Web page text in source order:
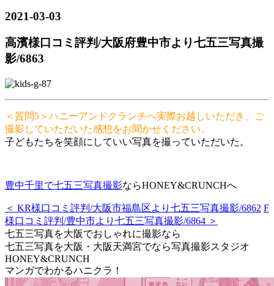
2021-03-03
高濱様口コミ評判/大阪府豊中市より七五三写真撮
影/6863
＜質問5＞ハニーアンドクランチへ実際お越しいただき、ご
撮影していただいた感想をお聞かせください。
子どもたちを笑顔にしていい写真を撮っていただいた。
豊中千里で七五三写真撮影ならHONEY&CRUNCHへ
＜ KR様口コミ評判/大阪市福島区より七五三写真撮影/6862 F
様口コミ評判/豊中市より七五三写真撮影/6864 ＞
七五三写真を大阪でおしゃれに撮影なら
七五三写真を大阪・大阪天満宮でなら写真撮影スタジオ
HONEY&CRUNCH
マンガでわかるハニクラ！